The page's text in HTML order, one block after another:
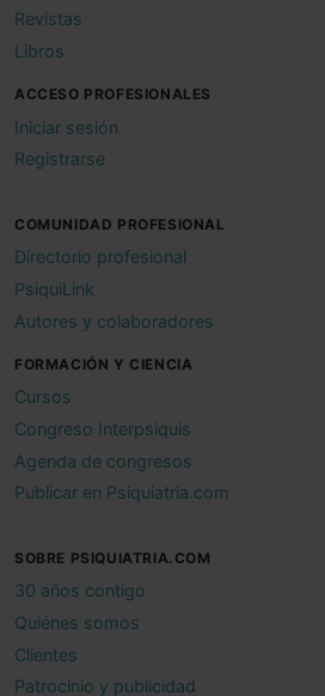
Revistas
Libros
ACCESO PROFESIONALES
Iniciar sesión
Registrarse
COMUNIDAD PROFESIONAL
Directorio profesional
PsiquiLink
Autores y colaboradores
FORMACIÓN Y CIENCIA
Cursos
Congreso Interpsiquis
Agenda de congresos
Publicar en Psiquiatria.com
SOBRE PSIQUIATRIA.COM
30 años contigo
Quiénes somos
Clientes
Patrocinio y publicidad